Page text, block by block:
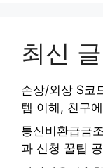
최신 글
손상/외상 S코
템 이해, 친구
통신비환급금
과 신청 꿀팁